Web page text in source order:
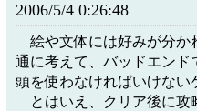
2006/5/4 0:26:48
絵や文体には好みが分か
通に考えて、バッドエン
頭を使わなければいけない
とはいえ、クリア後に攻